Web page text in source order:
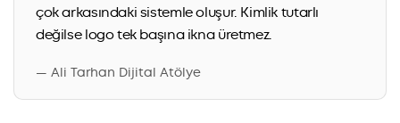
çok arkasındaki sistemle oluşur. Kimlik tutarlı
değilse logo tek başına ikna üretmez.
— Ali Tarhan Dijital Atölye